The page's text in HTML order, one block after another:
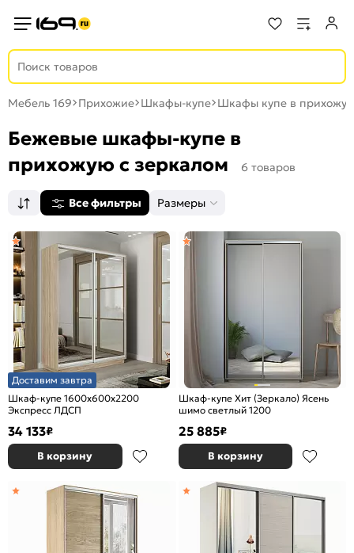
Мебель 169 Прихожие Шкафы-купе Шкафы купе в
Бежевые шкафы-купе в
прихожую с зеркалом
6 товаров
Все фильтры Размеры
Доставим завтра
Шкаф-купе 1600x600x2200
Экспресс ЛДСП
34 133₽
В корзину
Шкаф-купе Хит (Зеркало) Ясень
шимо светлый 1200
25 885₽
В корзину